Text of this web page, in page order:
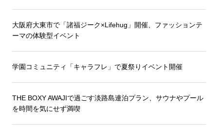
大阪府大東市で「諸福ジーク×Lifehug」開催、ファッションテ
ーマの体験型イベント
学園コミュニティ「キャラフレ」で夏祭りイベント開催
THE BOXY AWAJIで過ごす淡路島連泊プラン、サウナやプール
を時間を気にせず満喫